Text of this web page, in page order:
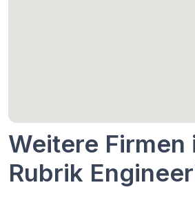
Weitere Firmen
Rubrik